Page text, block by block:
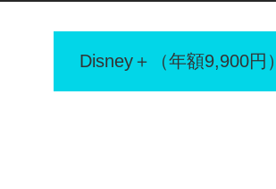
Disney＋（年額9,900円）